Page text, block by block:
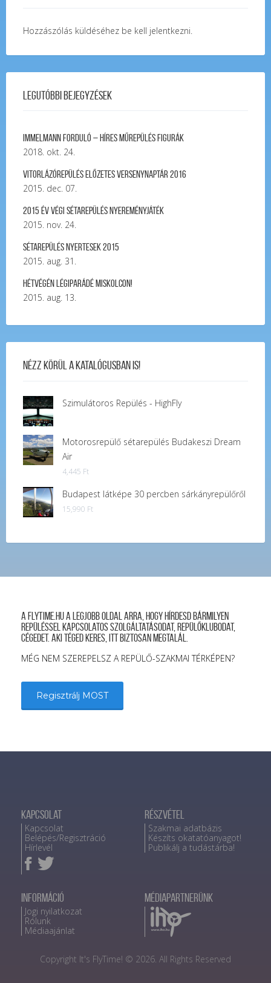
Hozzászólás küldéséhez be kell jelentkezni
Legutóbbi bejegyzések
Immelmann forduló – Híres Műrepülés Figurák
2018. okt. 24.
Vitorlázórepülés ELŐZETES VERSENYNAPTÁR 2016
2015. dec. 07.
2015 év végi sétarepülés nyereményjáték
2015. nov. 24.
Sétarepülés nyertesek 2015
2015. aug. 31.
Hétvégén légiparádé Miskolcon!
2015. aug. 13.
Nézz körül a katalógusban is!
Szimulátoros Repülés - HighFly
Motorosrepülő sétarepülés Budakeszi Dream
Air
4,445 Ft
Budapest látképe 30 percben sárkányrepülőről
15,990 Ft
A FLYTIME.HU a legjobb oldal arra, hogy hírdesd bármilyen
repüléssel kapcsolatos szolgáltatásodat, repülőklubodat,
cégedet. Aki téged keres, itt biztosan megtalál.
MÉG NEM SZEREPELSZ A REPÜLŐ-SZAKMAI TÉRKÉPEN?
Regisztrálj MOST
Kapcsolat
Kapcsolat
Belépés/Regisztráció
Hírlevél
Részvétel
Szakmai adatbázis
Készíts okatatóanyagot!
Publikálj a tudástárba!
Információ
Jogi nyilatkozat
Rólunk
Médiaajánlat
Médiapartnerünk
Copyright It's FlyTime! © 2026. All Rights Reserved